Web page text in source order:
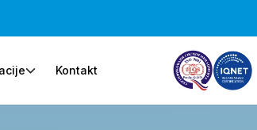
Kontakt